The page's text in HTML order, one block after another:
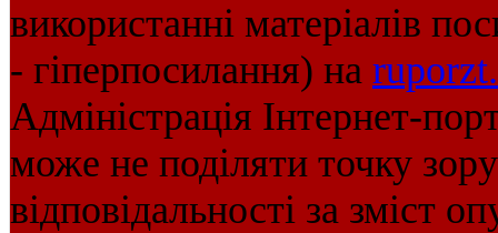
використанні матеріалів
- гіперпосилання) на
Адміністрація Інтернет-
може не поділяти точку
відповідальності за зміст